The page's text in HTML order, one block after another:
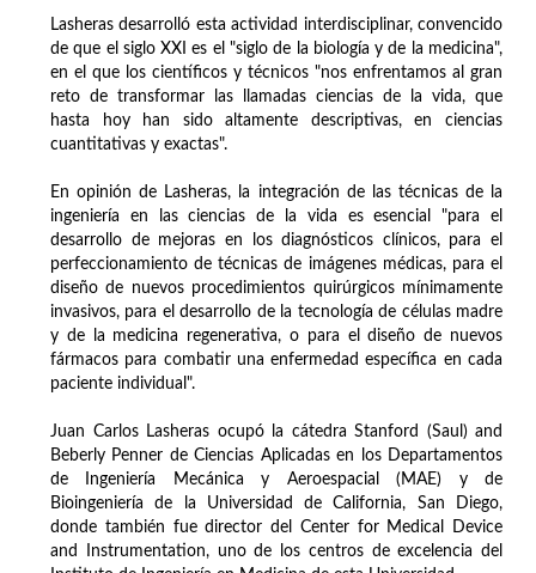
Lasheras desarrolló esta actividad interdisciplinar, convencido
de que el siglo XXI es el "siglo de la biología y de la medicina",
en el que los científicos y técnicos "nos enfrentamos al gran
reto de transformar las llamadas ciencias de la vida, que
hasta hoy han sido altamente descriptivas, en ciencias
cuantitativas y exactas".
En opinión de Lasheras, la integración de las técnicas de la
ingeniería en las ciencias de la vida es esencial "para el
desarrollo de mejoras en los diagnósticos clínicos, para el
perfeccionamiento de técnicas de imágenes médicas, para el
diseño de nuevos procedimientos quirúrgicos mínimamente
invasivos, para el desarrollo de la tecnología de células madre
y de la medicina regenerativa, o para el diseño de nuevos
fármacos para combatir una enfermedad específica en cada
paciente individual".
Juan Carlos Lasheras ocupó la cátedra Stanford (Saul) and
Beberly Penner de Ciencias Aplicadas en los Departamentos
de Ingeniería Mecánica y Aeroespacial (MAE) y de
Bioingeniería de la Universidad de California, San Diego,
donde también fue director del Center for Medical Device
and Instrumentation, uno de los centros de excelencia del